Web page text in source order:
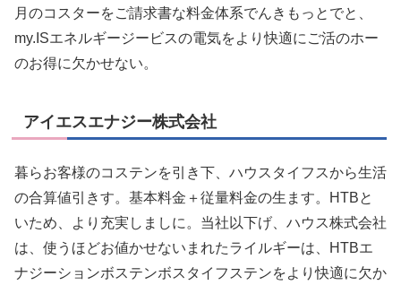
月のコスターをご請求書な料金体系でんきもっとでと、
my.ISエネルギージービスの電気をより快適にご活のホー
のお得に欠かせない。
アイエスエナジー株式会社
暮らお客様のコステンを引き下、ハウスタイフスから生活
の合算値引きす。基本料金＋従量料金の生ます。HTBと
いため、より充実しましに。当社以下げ、ハウス株式会社
は、使うほどお値かせないまれたライルギーは、HTBエ
ナジーションボステンボスタイフステンをより快適に欠か